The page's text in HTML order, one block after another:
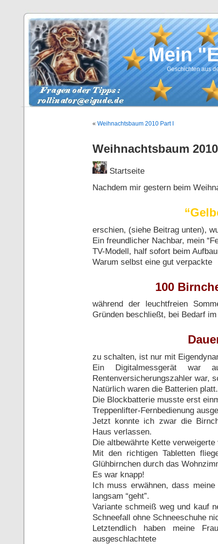
Mein
Geschichten aus
« Weihnachtsbaum 2010 Part I
Weihnachtsbaum
Startseite
Nachdem mir gestern beim
erschien, (siehe Beitrag unten),
Ein freundlicher Nachbar, mein
TV-Modell, half sofort beim
Warum selbst eine gut verpackte
100
während der leuchtfreien
Gründen beschließt, bei Bedarf
zu schalten, ist nur mit
Ein Digitalmessgerät
Rentenversicherungszahler war,
Natürlich waren die Batterien platt.
Die Blockbatterie musste erst
Treppenlifter-Fernbedienung
Jetzt konnte ich zwar die
Haus verlassen.
Die altbewährte Kette
Mit den richtigen Tabletten
Glühbirnchen durch das
Es war knapp!
Ich muss erwähnen, dass
langsam “geht”.
Variante schmeiß weg und kauf
Schneefall ohne Schneeschuhe
Letztendlich haben meine
ausgeschlachtete